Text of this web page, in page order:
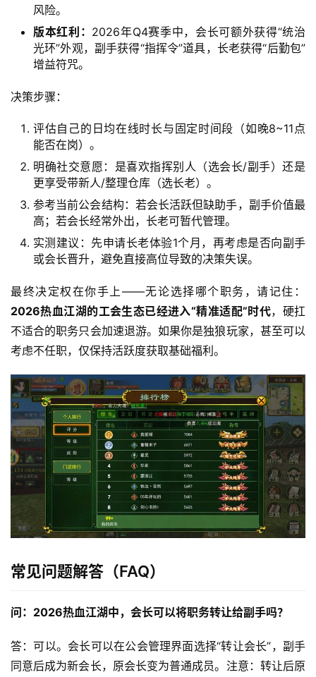
首
页
热
章
热
手
游
登录 注册
风险。
版本红利： 2026年Q4赛季中，会长可额外获得“统治
光环”外观，副手获得“指挥令”道具，长老获得“后勤包”
增益符咒。
决策步骤：
评估自己的日均在线时长与固定时间段（如晚8~11点
能否在岗）。
明确社交意愿：是喜欢指挥别人（选会长/副手）还是
更享受带新人/整理仓库（选长老）。
参考当前公会结构：若会长活跃但缺助手，副手价值最
高；若会长经常外出，长老可暂代管理。
实测建议：先申请长老体验1个月，再考虑是否向副手
或会长晋升，避免直接高位导致的决策失误。
最终决定权在你手上——无论选择哪个职务，请记住：
2026热血江湖的工会生态已经进入“精准适配”时代，硬扛
不适合的职务只会加速退游。如果你是独狼玩家，甚至可以
考虑不任职，仅保持活跃度获取基础福利。
常见问题解答（FAQ）
问：2026热血江湖中，会长可以将职务转让给副手吗？
答：可以。会长可以在公会管理界面选择“转让会长”，副手
同意后成为新会长，原会长变为普通成员。注意：转让后原